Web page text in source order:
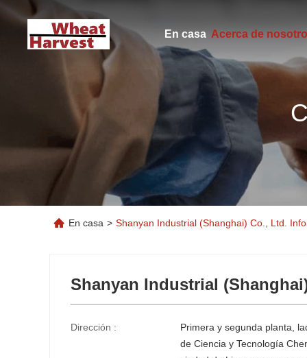
En casa Acerca de
En casa > Shanyan Industrial (Shanghai) Co., Ltd.
Shanyan Industrial
Dirección :
Primera y segunda planta,
de Ciencia y Tecnología